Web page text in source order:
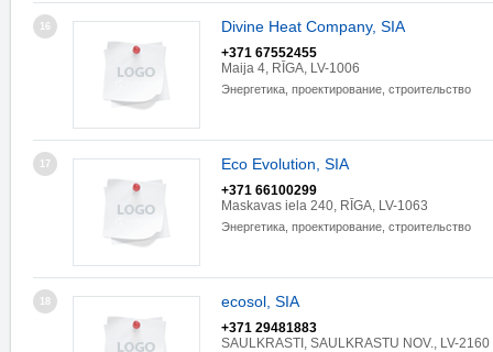
16 Divine Heat Company, SIA
+371 67552455
Maija 4, RĪGA, LV-1006
Энергетика, проектирование, строительство
17 Eco Evolution, SIA
+371 66100299
Maskavas iela 240, RĪGA, LV-1063
Энергетика, проектирование, строительство
18 ecosol, SIA
+371 29481883
SAULKRASTI, SAULKRASTU NOV., LV-2160